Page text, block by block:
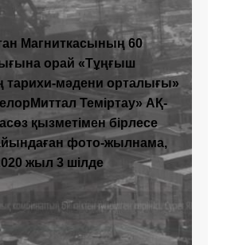
Магниткасының 60
орай «Тұңғыш
тарихи-мәдени орталығы»
Теміртау» АҚ-
қызметімен бірлесе
фото-жылнама,
жыл 3 шілде